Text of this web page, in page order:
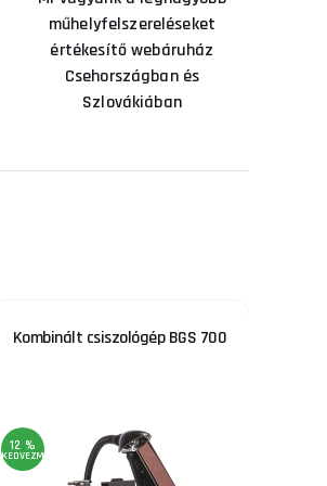
műhelyfelszereléseket
értékesítő webáruház
Csehországban és
Szlovákiában
Kombinált csiszológép BGS 700
12 %
KEDVEZMÉNY